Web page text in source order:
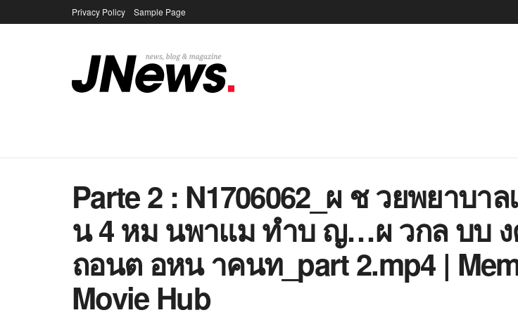
Privacy Policy Sample Page
Parte 2 : N1706062_ผ ช วยพยาบาล
น 4 หม นพาแม ทำบ ญ…ผ วกล บบ
ถอนต อหน าคนท_part 2.mp4 |
Movie Hub